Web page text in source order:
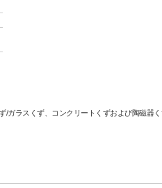
/ガラスくず、コンクリートくずおよび陶磁器